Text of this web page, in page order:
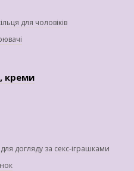
для чоловіків
креми
догляду за секс-іграшками